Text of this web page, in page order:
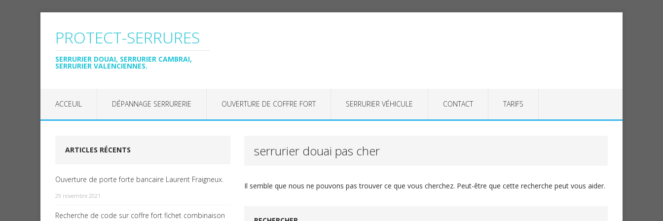
PROTECT-SERRURES
SERRURIER DOUAI, SERRURIER CAMBRAI,
SERRURIER VALENCIENNES.
ACCEUIL DÉPANNAGE SERRURERIE OUVERTURE DE COFFRE FORT SERRURIER VÉHICULE CONTACT TARIFS
serrurier douai pas cher
Il semble que nous ne pouvons pas trouver ce que vous cherchez. Peut-être que cette recherche peut vous aider.
ARTICLES RÉCENTS
Ouverture de porte forte bancaire Laurent Fraigneux.
29 novembre 2021
Recherche de code sur coffre fort fichet combinaison